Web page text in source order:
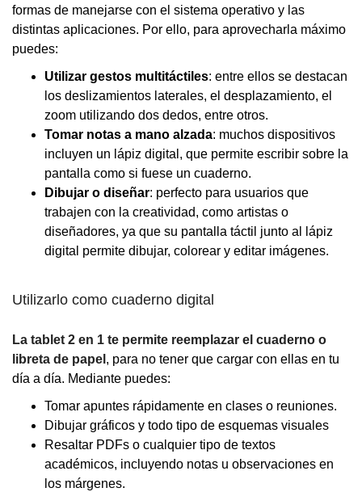
formas de manejarse con el sistema operativo y las
distintas aplicaciones. Por ello, para aprovecharla máximo
puedes:
Utilizar gestos multitáctiles: entre ellos se destacan
los deslizamientos laterales, el desplazamiento, el
zoom utilizando dos dedos, entre otros.
Tomar notas a mano alzada: muchos dispositivos
incluyen un lápiz digital, que permite escribir sobre la
pantalla como si fuese un cuaderno.
Dibujar o diseñar: perfecto para usuarios que
trabajen con la creatividad, como artistas o
diseñadores, ya que su pantalla táctil junto al lápiz
digital permite dibujar, colorear y editar imágenes.
Utilizarlo como cuaderno digital
La tablet 2 en 1 te permite reemplazar el cuaderno o
libreta de papel , para no tener que cargar con ellas en tu
día a día. Mediante puedes:
Tomar apuntes rápidamente en clases o reuniones.
Dibujar gráficos y todo tipo de esquemas visuales
Resaltar PDFs o cualquier tipo de textos
académicos, incluyendo notas u observaciones en
los márgenes.